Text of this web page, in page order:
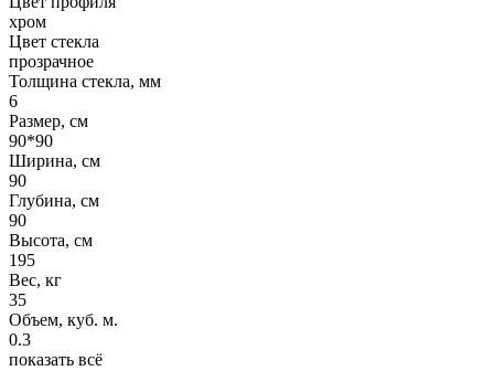
хром
Цвет стекла
прозрачное
Толщина стекла, мм
6
Размер, см
90*90
Ширина, см
90
Глубина, см
90
Высота, см
195
Вес, кг
35
Объем, куб. м.
0.3
показать всё